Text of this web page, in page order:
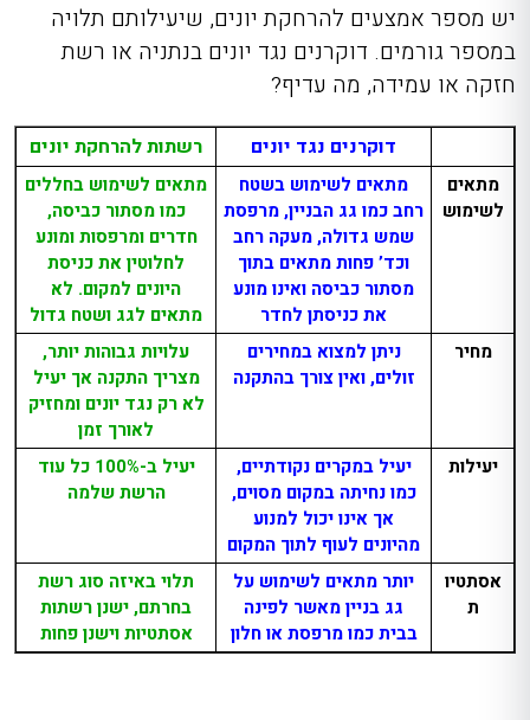
יש מספר אמצעים להרחקת יונים, שיעילותם תלויה
במספר גורמים. דוקרנים נגד יונים בנתניה או רשת
חזקה או עמידה, מה עדיף?
דוקרנים נגד יונים רשתות להרחקת יונים
מתאים
לשימוש
מתאים לשימוש בשטח
רחב כמו גג הבניין, מרפסת
שמש גדולה, מעקה רחב
וכד’ פחות מתאים בתוך
מסתור כביסה ואינו מונע
את כניסתן לחדר
מתאים לשימוש בחללים
כמו מסתור כביסה,
חדרים ומרפסות ומונע
לחלוטין את כניסת
היונים למקום. לא
מתאים לגג ושטח גדול
מחיר
ניתן למצוא במחירים
זולים, ואין צורך בהתקנה
עלויות גבוהות יותר,
מצריך התקנה אך יעיל
לא רק נגד יונים ומחזיק
לאורך זמן
יעילות
יעיל במקרים נקודתיים,
כמו נחיתה במקום מסוים,
אך אינו יכול למנוע
מהיונים לעוף לתוך המקום
יעיל ב-100% כל עוד
הרשת שלמה
אסתטיו
ת
יותר מתאים לשימוש על
גג בניין מאשר לפינה
בבית כמו מרפסת או חלון
תלוי באיזה סוג רשת
בחרתם, ישנן רשתות
אסתטיות וישנן פחות